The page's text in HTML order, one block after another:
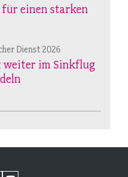
einen starken
Dienst 2026
weiter im Sinkflug